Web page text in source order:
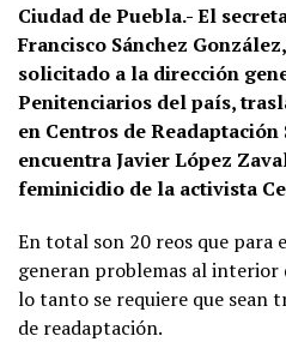
Ciudad de Puebla.- El
Francisco Sánchez
solicitado a la dirección
Penitenciarios del país,
en Centros de
encuentra Javier López
feminicidio de la activista
En total son 20 reos que para
generan problemas al interior
lo tanto se requiere que sean
de readaptación.